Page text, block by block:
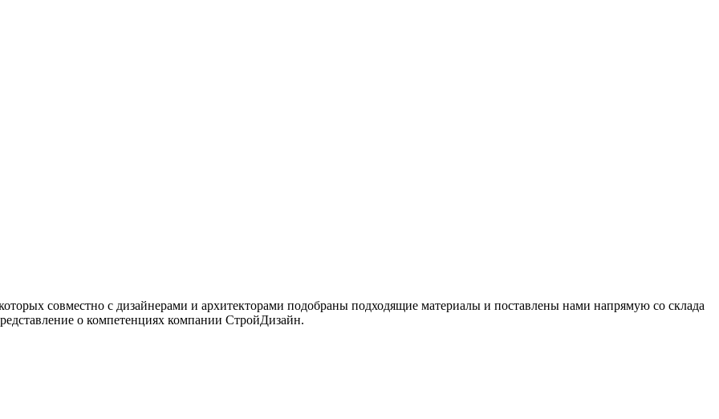
совместно с дизайнерами и архитекторами подобраны подходящие материалы и поставлены нами напрямую со склада
о компетенциях компании СтройДизайн.